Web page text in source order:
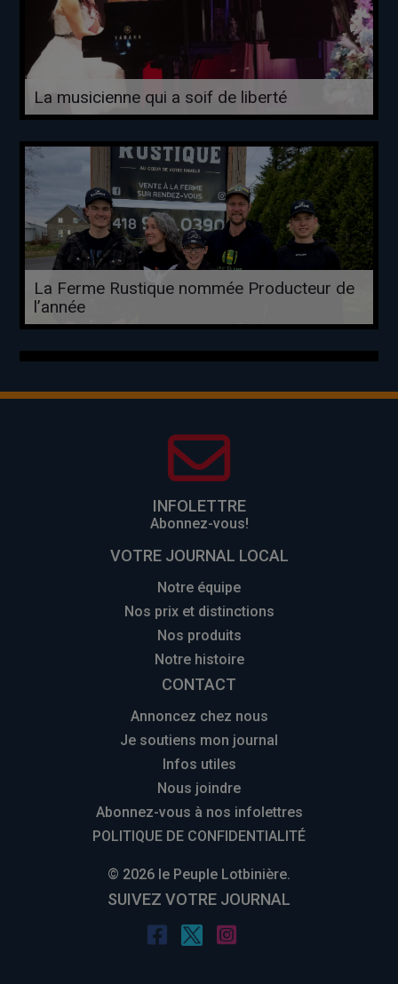
La musicienne qui a soif de liberté
La Ferme Rustique nommée Producteur de
l’année
INFOLETTRE
Abonnez-vous!
VOTRE JOURNAL LOCAL
Notre équipe
Nos prix et distinctions
Nos produits
Notre histoire
CONTACT
Annoncez chez nous
Je soutiens mon journal
Infos utiles
Nous joindre
Abonnez-vous à nos infolettres
POLITIQUE DE CONFIDENTIALITÉ
© 2026 le Peuple Lotbinière.
SUIVEZ VOTRE JOURNAL